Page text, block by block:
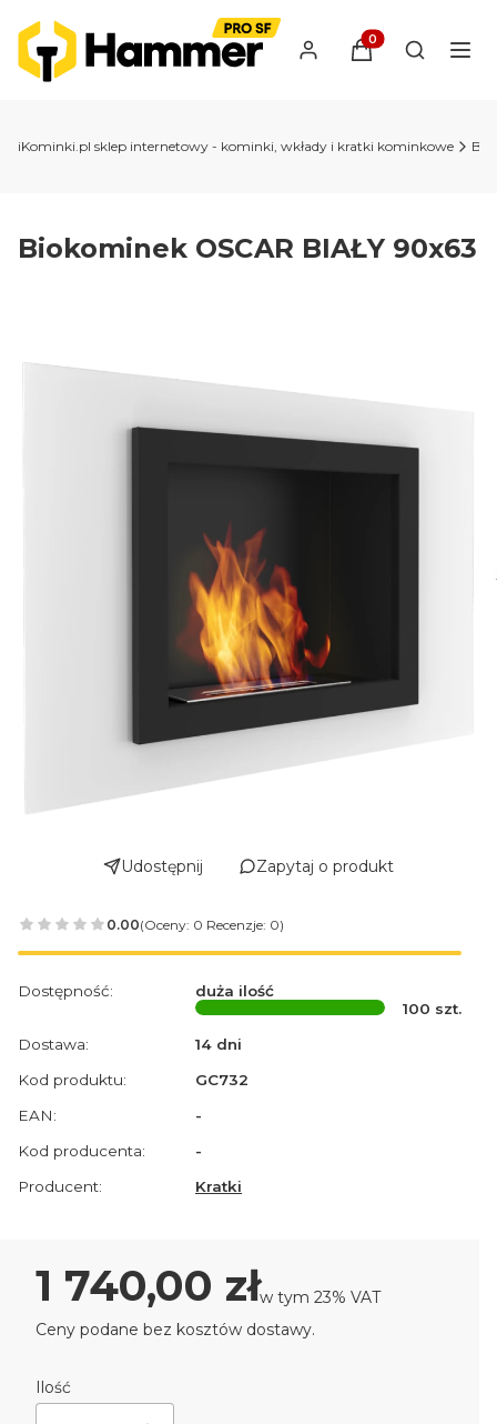
Produkty w
Otwórz
iKominki.pl sklep internetowy - kominki, wkłady i kratki kominkowe
Biokominek OSCAR BIAŁY 90x63
Udostępnij Zapytaj o produkt
0.00(Oceny: 0 Recenzje: 0)
Dostępność:
duża ilość
100 szt.
Dostawa:
14 dni
Kod produktu:
GC732
EAN:
-
Kod producenta:
-
Producent:
Kratki
Cena
1 740,00 złw tym 23% VAT
w tym 23% VAT
Ceny podane bez kosztów dostawy.
Ilość